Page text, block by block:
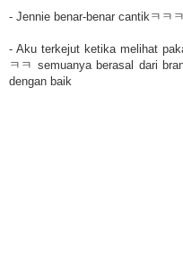
- Jennie benar-benar cantikㅋㅋ
- Aku terkejut ketika melihat
ㅋㅋ semuanya berasal dari
dengan baik